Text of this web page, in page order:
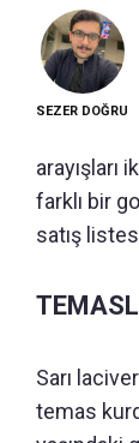
SEZER DOĞRU
farklı bir
satış
Sarı
temas